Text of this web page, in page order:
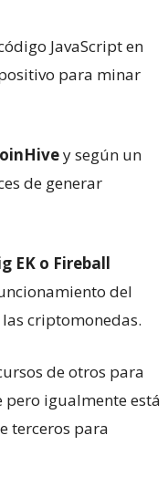
JavaScript en
para minar
y según un
de generar
EK o Fireball
del
criptomonedas.
de otros para
igualmente está
terceros para